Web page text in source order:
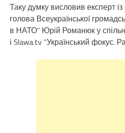
Таку думку висловив експерт
голова Всеукраїнської
в НАТО” Юрій Романюк у
і Slawa.tv “Український фокус.